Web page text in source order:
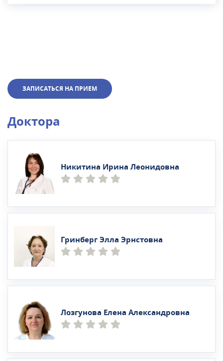
ЗАПИСАТЬСЯ НА ПРИЕМ
Доктора
Никитина Ирина Леонидовна
Гринберг Элла Эрнстовна
Лозгунова Елена Александровна